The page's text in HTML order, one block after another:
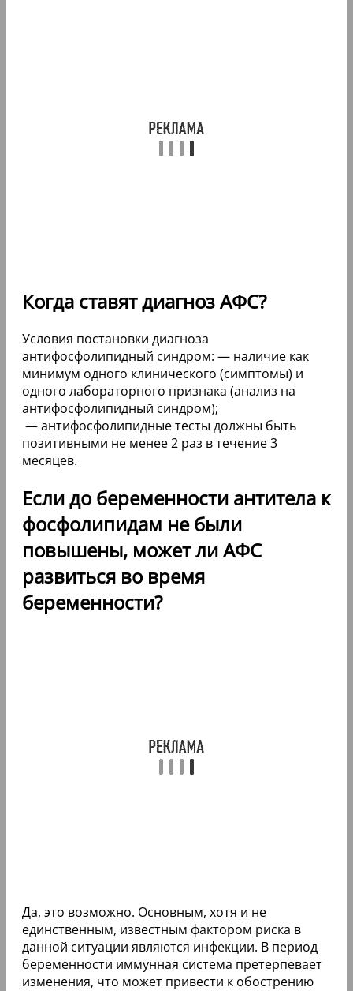
Когда ставят диагноз АФС?
Условия постановки диагноза
антифосфолипидный синдром: — наличие как
минимум одного клинического (симптомы) и
одного лабораторного признака (анализ на
антифосфолипидный синдром);
— антифосфолипидные тесты должны быть
позитивными не менее 2 раз в течение 3
месяцев.
Если до беременности антитела к
фосфолипидам не были
повышены, может ли АФС
развиться во время
беременности?
Да, это возможно. Основным, хотя и не
единственным, известным фактором риска в
данной ситуации являются инфекции. В период
беременности иммунная система претерпевает
изменения, что может привести к обострению